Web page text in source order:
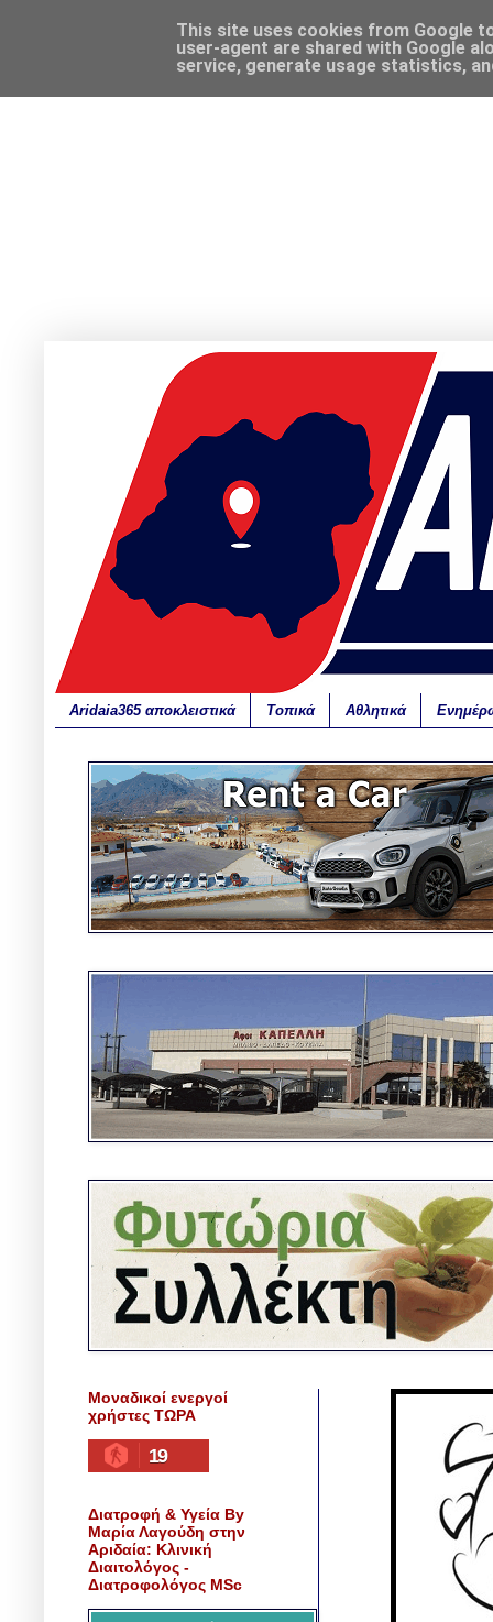
Aridaia365 αποκλειστικά Τοπικά Αθλητικά
Μοναδικοί ενεργοί
χρήστες ΤΩΡΑ
19
Διατροφή & Υγεία By
Μαρία Λαγούδη στην
Αριδαία: Κλινική
Διαιτολόγος -
Διατροφολόγος MSc
This site uses cookies from Google
user-agent are shared with Google
service, generate usage statistics,